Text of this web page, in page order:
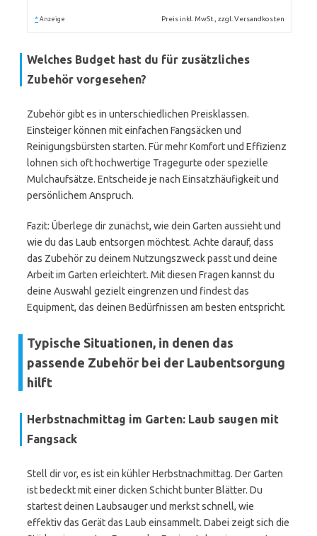
* Anzeige Preis inkl. MwSt., zzgl. Versandkosten
Welches Budget hast du für zusätzliches
Zubehör vorgesehen?
Zubehör gibt es in unterschiedlichen Preisklassen.
Einsteiger können mit einfachen Fangsäcken und
Reinigungsbürsten starten. Für mehr Komfort und Effizienz
lohnen sich oft hochwertige Tragegurte oder spezielle
Mulchaufsätze. Entscheide je nach Einsatzhäufigkeit und
persönlichem Anspruch.
Fazit: Überlege dir zunächst, wie dein Garten aussieht und
wie du das Laub entsorgen möchtest. Achte darauf, dass
das Zubehör zu deinem Nutzungszweck passt und deine
Arbeit im Garten erleichtert. Mit diesen Fragen kannst du
deine Auswahl gezielt eingrenzen und findest das
Equipment, das deinen Bedürfnissen am besten entspricht.
Typische Situationen, in denen das
passende Zubehör bei der Laubentsorgung
hilft
Herbstnachmittag im Garten: Laub saugen mit
Fangsack
Stell dir vor, es ist ein kühler Herbstnachmittag. Der Garten
ist bedeckt mit einer dicken Schicht bunter Blätter. Du
startest deinen Laubsauger und merkst schnell, wie
effektiv das Gerät das Laub einsammelt. Dabei zeigt sich die